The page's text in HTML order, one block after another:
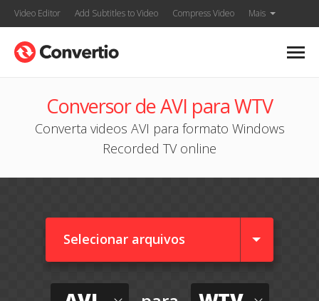
Video Editor Add Subtitles to Video Compress Video Mais
Conversor de AVI para WTV
Converta videos AVI para formato Windows
Recorded TV online
Selecionar arquivos